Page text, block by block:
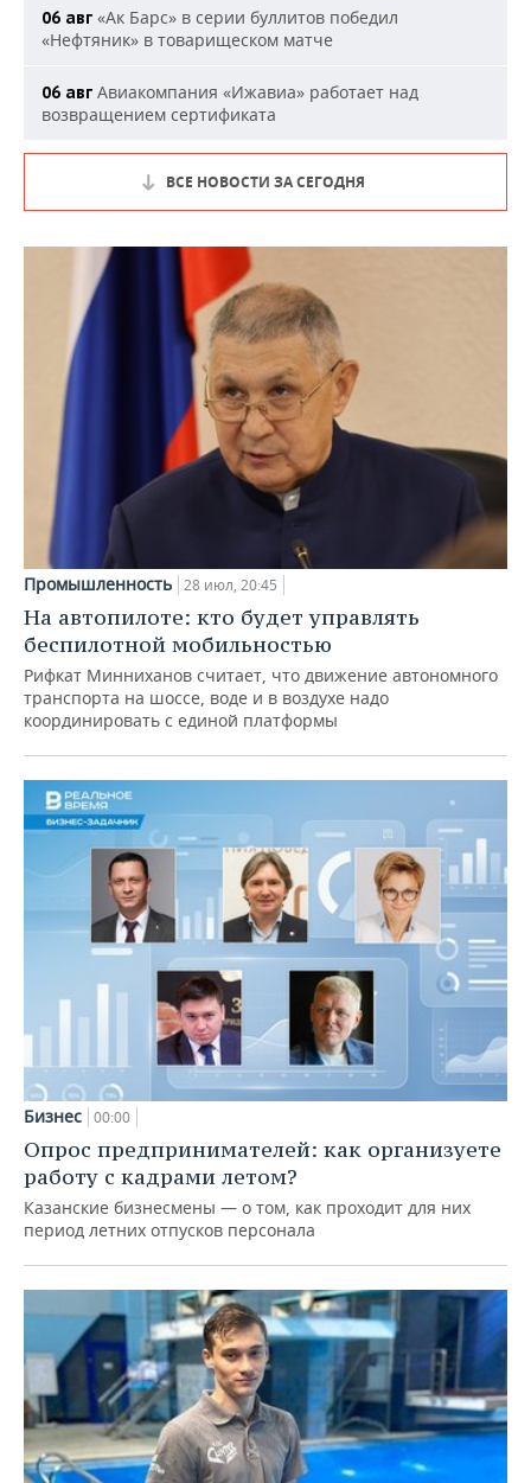
06 авг «Ак Барс» в серии буллитов победил
«Нефтяник» в товарищеском матче
06 авг Авиакомпания «Ижавиа» работает над
возвращением сертификата
ВСЕ НОВОСТИ ЗА СЕГОДНЯ
Промышленность 28 июл, 20:45
На автопилоте: кто будет управлять
беспилотной мобильностью
Рифкат Минниханов считает, что движение автономного
транспорта на шоссе, воде и в воздухе надо
координировать с единой платформы
Бизнес 00:00
Опрос предпринимателей: как организуете
работу с кадрами летом?
Казанские бизнесмены — о том, как проходит для них
период летних отпусков персонала